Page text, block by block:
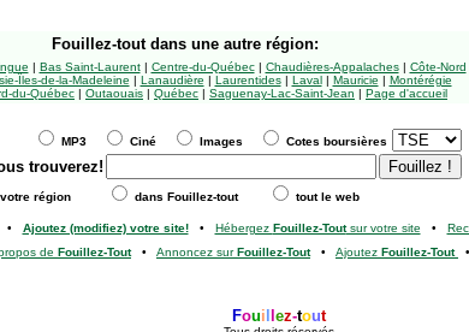
Fouillez-tout dans une autre région:
| Bas Saint-Laurent| Centre-du-Québec| Chaudières-Appalaches| Côte-Nord
Îles-de-la-Madeleine | Lanaudière | Laurentides| Laval| Mauricie | Montérégie
du-Québec | Outaouais | Québec | Saguenay-Lac-Saint-Jean | Page d'accueil
MP3 Ciné Images Cotes boursières
trouverez!
région dans Fouillez-tout tout le web
• Ajoutez (modifiez) votre site!• Hébergez Fouillez-Toutsur votre site •
de Fouillez-Tout• Annoncez surFouillez-Tout• Ajoutez Fouillez-Tout
Foui ez-tout